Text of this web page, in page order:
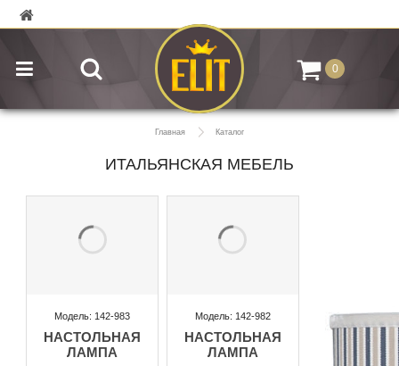
0
Главная Каталог
ИТАЛЬЯНСКАЯ МЕБЕЛЬ
Модель: 142-983
НАСТОЛЬНАЯ
ЛАМПА
Модель: 142-982
НАСТОЛЬНАЯ
ЛАМПА